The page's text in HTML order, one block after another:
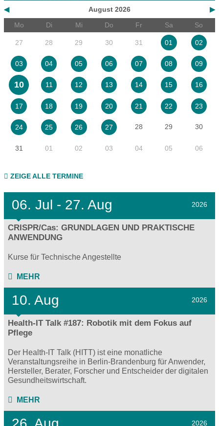
◀ ▶
August 2026
Mo
Di Mi Do Fr Sa So
27 28 29 30 31 01 02
03 04 05 06 07 08 09
10 11 12 13 14 15 16
17 18 19 20 21 22 23
24 25 26 27 28 29 30
31 01 02 03 04 05 06
ZEIGE ALLE TERMINE
06. Jul - 27. Aug 2026
CRISPR/Cas: GRUNDLAGEN UND PRAKTISCHE
ANWENDUNG
Kurse für Technische Angestellte
MEHR
10. Aug 2026
Health-IT Talk #187: Robotik mit dem Fokus auf
Pflege
Der Health-IT Talk (HITT) ist eine monatliche
Veranstaltungsreihe in Berlin-Brandenburg für Anwender,
Hersteller, Berater, Forscher und Entscheider der digitalen
Gesundheitswirtschaft.
MEHR
2026